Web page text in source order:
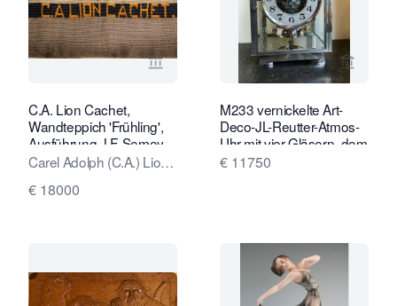
Verkaeuferseite von Kunstconsult 2.0
C.A. Lion Cachet,
Wandteppich 'Frühling',
Ausführung J.F. Semey,
1927
Carel Adolph (C.A.) Lion
Cachet
€ 18000
M233 vernickelte Art-
Deco-JL-Reutter-Atmos-
Uhr mit vier Gläsern, dem
großen vernickelten vier
€ 11750